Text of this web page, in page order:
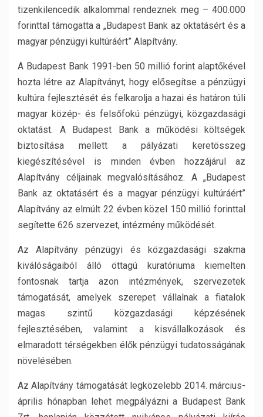
tizenkilencedik alkalommal rendeznek meg – 400.000
forinttal támogatta a „Budapest Bank az oktatásért és a
magyar pénzügyi kultúráért” Alapítvány.
A Budapest Bank 1991-ben 50 millió forint alaptőkével
hozta létre az Alapítványt, hogy elősegítse a pénzügyi
kultúra fejlesztését és felkarolja a hazai és határon túli
magyar közép- és felsőfokú pénzügyi, közgazdasági
oktatást. A Budapest Bank a működési költségek
biztosítása mellett a pályázati keretösszeg
kiegészítésével is minden évben hozzájárul az
Alapítvány céljainak megvalósításához. A „Budapest
Bank az oktatásért és a magyar pénzügyi kultúráért”
Alapítvány az elmúlt 22 évben közel 150 millió forinttal
segítette 626 szervezet, intézmény működését.
Az Alapítvány pénzügyi és közgazdasági szakma
kiválóságaiból álló öttagú kuratóriuma kiemelten
fontosnak tartja azon intézmények, szervezetek
támogatását, amelyek szerepet vállalnak a fiatalok
magas szintű közgazdasági képzésének
fejlesztésében, valamint a kisvállalkozások és
elmaradott térségekben élők pénzügyi tudatosságának
növelésében.
Az Alapítvány támogatását legközelebb 2014. március-
április hónapban lehet megpályázni a Budapest Bank